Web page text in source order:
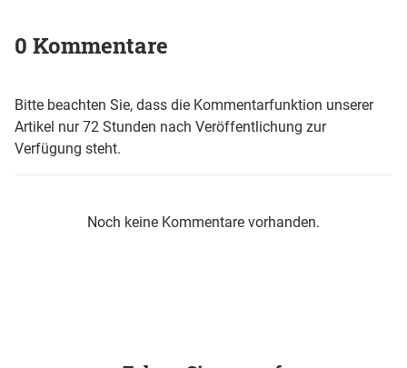
0 Kommentare
Bitte beachten Sie, dass die Kommentarfunktion unserer
Artikel nur 72 Stunden nach Veröffentlichung zur
Verfügung steht.
Noch keine Kommentare vorhanden.